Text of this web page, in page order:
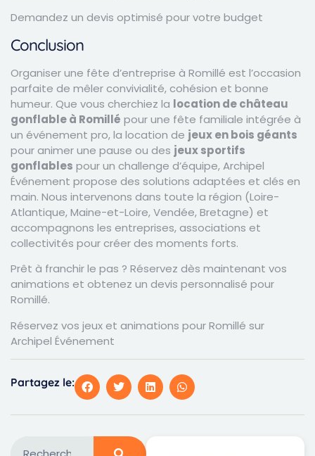
Demandez un devis optimisé pour votre budget
Conclusion
Organiser une fête d’entreprise à Romillé est l’occasion
parfaite de mêler convivialité, cohésion et bonne
humeur. Que vous cherchiez la location de château
gonflable à Romillé pour une fête familiale intégrée à
un événement pro, la location de jeux en bois géants
pour animer une pause ou des jeux sportifs
gonflables pour un challenge d’équipe, Archipel
Événement propose des solutions adaptées et clés en
main. Nous intervenons dans toute la région (Loire-
Atlantique, Maine-et-Loire, Vendée, Bretagne) et
accompagnons les entreprises, associations et
collectivités pour créer des moments forts.
Prêt à franchir le pas ? Réservez dès maintenant vos
animations et obtenez un devis personnalisé pour
Romillé.
Réservez vos jeux et animations pour Romillé sur
Archipel Événement
Partagez le: